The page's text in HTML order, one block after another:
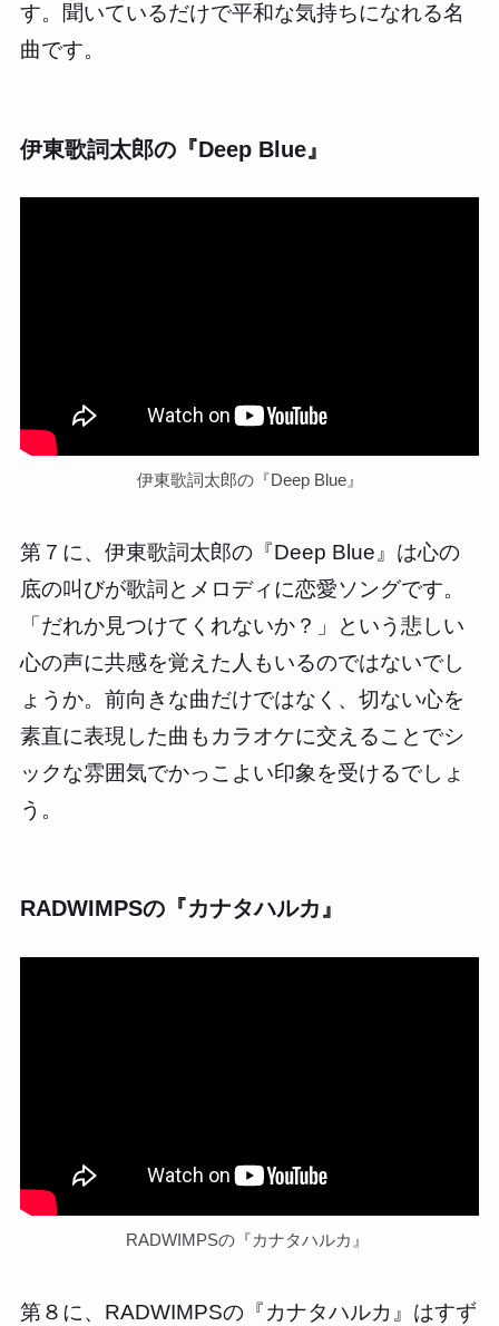
す。聞いているだけで平和な気持ちになれる名
曲です。
伊東歌詞太郎の『Deep Blue』
伊東歌詞太郎の『Deep Blue』
第７に、伊東歌詞太郎の『Deep Blue』は心の
底の叫びが歌詞とメロディに恋愛ソングです。
「だれか見つけてくれないか？」という悲しい
心の声に共感を覚えた人もいるのではないでし
ょうか。前向きな曲だけではなく、切ない心を
素直に表現した曲もカラオケに交えることでシ
ックな雰囲気でかっこよい印象を受けるでしょ
う。
RADWIMPSの『カナタハルカ』
RADWIMPSの『カナタハルカ』
第８に、RADWIMPSの『カナタハルカ』はすず